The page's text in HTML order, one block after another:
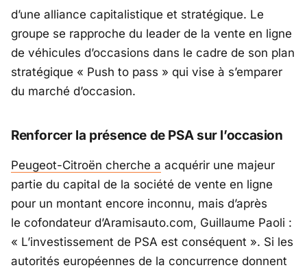
d’une alliance capitalistique et stratégique. Le
groupe se rapproche du leader de la vente en ligne
de véhicules d’occasions dans le cadre de son plan
stratégique « Push to pass » qui vise à s’emparer
du marché d’occasion.
Renforcer la présence de PSA sur l’occasion
Peugeot-Citroën cherche a acquérir une majeur
partie du capital de la société de vente en ligne
pour un montant encore inconnu, mais d’après
le cofondateur d’Aramisauto.com, Guillaume Paoli :
« L’investissement de PSA est conséquent ». Si les
autorités européennes de la concurrence donnent